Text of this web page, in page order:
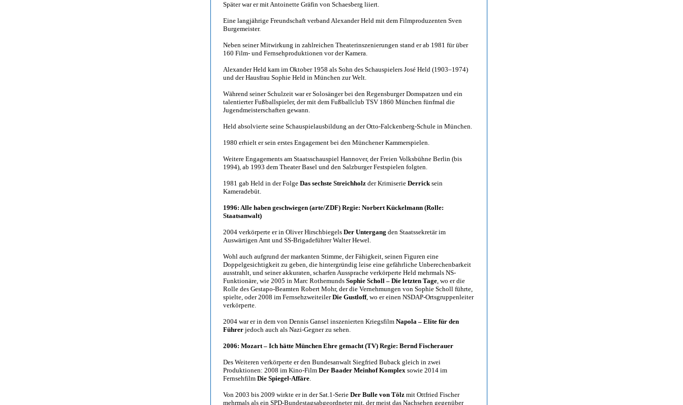
Später war er mit Antoinette Gräfin von Schaesberg liiert.
Eine langjährige Freundschaft verband Alexander Held mit dem Filmproduzenten Sven
Burgemeister.
Neben seiner Mitwirkung in zahlreichen Theaterinszenierungen stand er ab 1981 für über
160 Film- und Fernsehproduktionen vor der Kamera.
Alexander Held kam im Oktober 1958 als Sohn des Schauspielers José Held (1903–1974)
und der Hausfrau Sophie Held in München zur Welt.
Während seiner Schulzeit war er Solosänger bei den Regensburger Domspatzen und ein
talentierter Fußballspieler, der mit dem Fußballclub TSV 1860 München fünfmal die
Jugendmeisterschaften gewann.
Held absolvierte seine Schauspielausbildung an der Otto-Falckenberg-Schule in München.
1980 erhielt er sein erstes Engagement bei den Münchener Kammerspielen.
Weitere Engagements am Staatsschauspiel Hannover, der Freien Volksbühne Berlin (bis
1994), ab 1993 dem Theater Basel und den Salzburger Festspielen folgten.
1981 gab Held in der Folge Das sechste Streichholz der Krimiserie Derricksein
Kameradebüt.
1996: Alle haben geschwiegen (arte/ZDF) Regie: Norbert Kückelmann (Rolle:
Staatsanwalt)
2004 verkörperte er in Oliver Hirschbiegels Der Untergang den Staatssekretär im
Auswärtigen Amt und SS-Brigadeführer Walter Hewel.
Wohl auch aufgrund der markanten Stimme, der Fähigkeit, seinen Figuren eine
Doppelgesichtigkeit zu geben, die hintergründig leise eine gefährliche Unberechenbarkeit
ausstrahlt, und seiner akkuraten, scharfen Aussprache verkörperte Held mehrmals NS-
Funktionäre, wie 2005 in Marc Rothemunds Sophie Scholl – Die letzten Tage, wo er die
Rolle des Gestapo-Beamten Robert Mohr, der die Vernehmungen von Sophie Scholl führte,
spielte, oder 2008 im FernsehzweiteilerDie Gustloff, wo er einen NSDAP-Ortsgruppenleiter
verkörperte.
2004 war er in dem von Dennis Gansel inszenierten Kriegsfilm Napola – Elite für den
Führer jedoch auch als Nazi-Gegner zu sehen.
2006: Mozart – Ich hätte München Ehre gemacht (TV) Regie: Bernd Fischerauer
Des Weiteren verkörperte er den Bundesanwalt Siegfried Buback gleich in zwei
Produktionen: 2008 im Kino-Film Der Baader Meinhof Komplex sowie 2014 im
Fernsehfilm Die Spiegel-Affäre.
Von 2003 bis 2009 wirkte er in der Sat.1-Serie Der Bulle von Tölz mit Ottfried Fischer
mehrmals als ein SPD-Bundestagsabgeordneter mit, der meist das Nachsehen gegenüber